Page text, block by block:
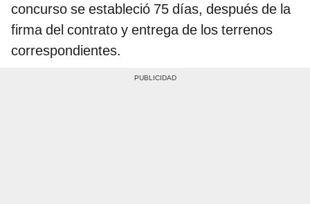
concurso se estableció 75 días, después de la
firma del contrato y entrega de los terrenos
correspondientes.